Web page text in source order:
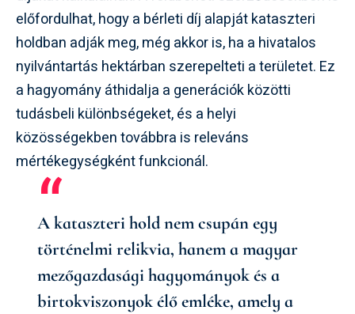
előfordulhat, hogy a bérleti díj alapját kataszteri
holdban adják meg, még akkor is, ha a hivatalos
nyilvántartás hektárban szerepelteti a területet. Ez
a hagyomány áthidalja a generációk közötti
tudásbeli különbségeket, és a helyi
közösségekben továbbra is releváns
mértékegységként funkcionál.
A kataszteri hold nem csupán egy
történelmi relikvia, hanem a magyar
mezőgazdasági hagyományok és a
birtokviszonyok élő emléke, amely a